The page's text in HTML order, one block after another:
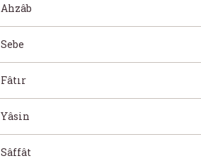
Ahzâb
Sebe
Fâtır
Yâsin
Sâffât